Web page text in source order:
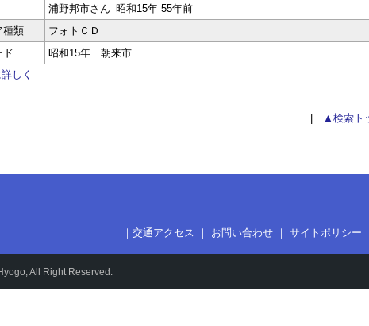
浦野邦市さん_昭和15年 55年前
種類
フォトＣＤ
ド
昭和15年 朝来市
しく
▲検索ト
｜ 交通アクセス ｜ お問い合わせ ｜ サイトポリシー
All Right Reserved.